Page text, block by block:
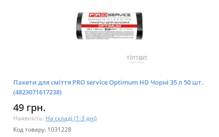
Пакети для сміття PRO service Optimum HD Чорні 35 л 50 шт.
(4823071617238)
49 грн.
Наявність: На складі (1-3 дні)
Код товару: 1031228